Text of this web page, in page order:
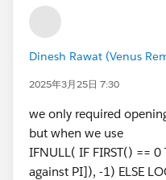
Dinesh Rawat (Venus
2025年3月25日 7:30
we only required
but when we use
IFNULL( IF FIRST() ==
against PI]), -1) ELSE